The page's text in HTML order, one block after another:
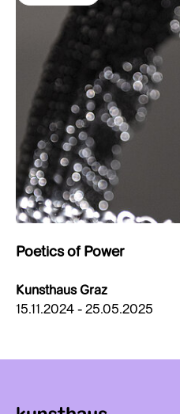
Poetics of Power
Kunsthaus Graz
15.11.2024 - 25.05.2025